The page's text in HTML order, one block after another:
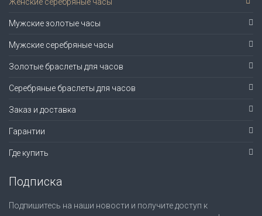
Женские серебряные часы
Мужские золотые часы
Мужские серебряные часы
Золотые браслеты для часов
Серебряные браслеты для часов
Заказ и доставка
Гарантии
Где купить
Подписка
Подпишитесь на наши новости и получите доступ к